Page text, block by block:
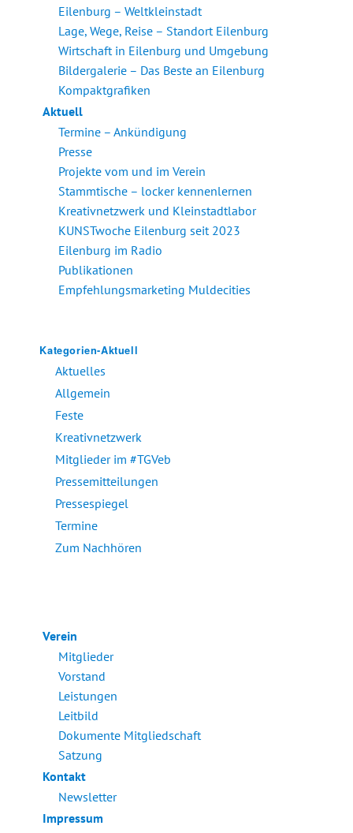
Eilenburg – Weltkleinstadt
Lage, Wege, Reise – Standort Eilenburg
Wirtschaft in Eilenburg und Umgebung
Bildergalerie – Das Beste an Eilenburg
Kompaktgrafiken
Aktuell
Termine – Ankündigung
Presse
Projekte vom und im Verein
Stammtische – locker kennenlernen
Kreativnetzwerk und Kleinstadtlabor
KUNSTwoche Eilenburg seit 2023
Eilenburg im Radio
Publikationen
Empfehlungsmarketing Muldecities
Kategorien-Aktuell
Aktuelles
Allgemein
Feste
Kreativnetzwerk
Mitglieder im #TGVeb
Pressemitteilungen
Pressespiegel
Termine
Zum Nachhören
Verein
Mitglieder
Vorstand
Leistungen
Leitbild
Dokumente Mitgliedschaft
Satzung
Kontakt
Newsletter
Impressum